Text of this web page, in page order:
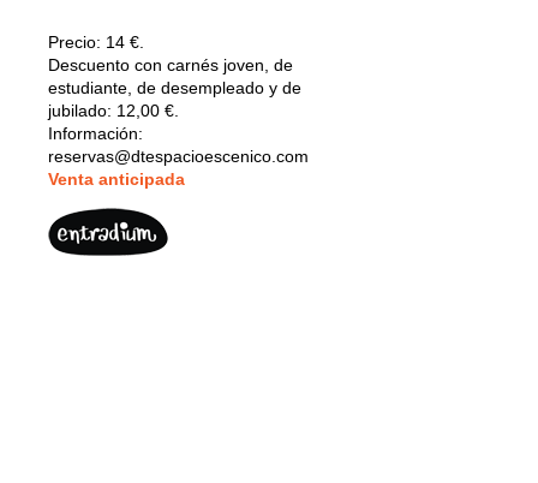
Precio: 14 €.
Descuento con carnés joven, de
estudiante, de desempleado y de
jubilado: 12,00 €.
Información:
reservas@dtespacioescenico.com
Venta anticipada